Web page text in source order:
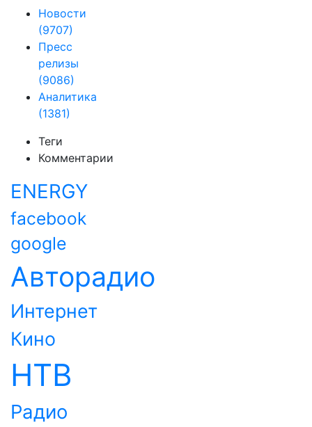
Новости
(9707)
Пресс
релизы
(9086)
Аналитика
(1381)
Теги
Комментарии
ENERGY
facebook
google
Авторадио
Интернет
Кино
НТВ
Радио